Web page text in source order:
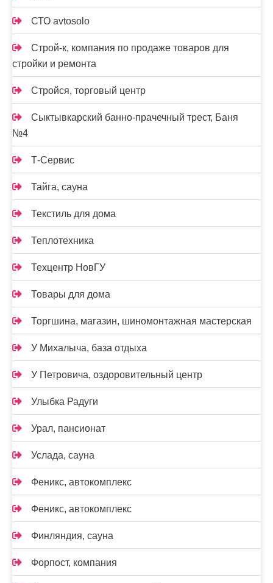
СТО avtosolo
Строй-к, компания по продаже товаров для
стройки и ремонта
Стройся, торговый центр
Сыктывкарский банно-прачечный трест, Баня
№4
Т-Сервис
Тайга, сауна
Текстиль для дома
Теплотехника
Техцентр НовГУ
Товары для дома
Торгшина, магазин, шиномонтажная мастерская
У Михалыча, база отдыха
У Петровича, оздоровительный центр
Улыбка Радуги
Урал, пансионат
Услада, сауна
Феникс, автокомплекс
Феникс, автокомплекс
Финляндия, сауна
Форпост, компания